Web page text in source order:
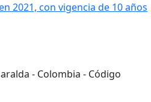
2021, con vigencia de 10 años
- Colombia - Código